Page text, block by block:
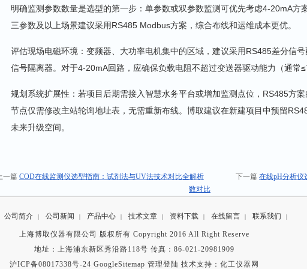
明确监测参数数量是选型的第一步：单参数或双参数监测可优先考虑4-20mA方
三参数及以上场景建议采用RS485 Modbus方案，综合布线和运维成本更优。
评估现场电磁环境：变频器、大功率电机集中的区域，建议采用RS485差分信
信号隔离器。对于4-20mA回路，应确保负载电阻不超过变送器驱动能力（通常
规划系统扩展性：若项目后期需接入智慧水务平台或增加监测点位，RS485方
节点仅需修改主站轮询地址表，无需重新布线。博取建议在新建项目中预留
未来升级空间。
一篇 COD在线监测仪选型指南：试剂法与UV法技术对比全解析 下一篇 在线pH分析仪
数对比
公司简介 | 公司新闻 | 产品中心 | 技术文章 | 资料下载 | 在线留言 | 联系我们 |
上海博取仪器有限公司 版权所有 Copyright 2016 All Right Reserve
地址：上海浦东新区秀沿路118号 传真：86-021-20981909
沪ICP备08017338号-24 GoogleSitemap 管理登陆 技术支持： 化工仪器网